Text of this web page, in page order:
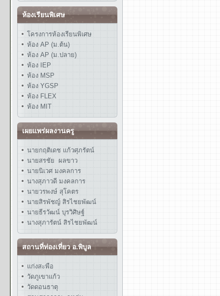
ห้องเรียนพิเศษ
โครงการห้องเรียนพิเศษ
ห้อง AP (ม.ต้น)
ห้อง AP (ม.ปลาย)
ห้อง IEP
ห้อง MSP
ห้อง YGSP
ห้อง FLEX
ห้อง MIT
เผยแพร่ผลงานครู
นายกฤติเดช แก้วศุภรัตน์
นายสรชัย ผลขาว
นายนิเวศ มงคลการ
นางสุภาวดี มงคลการ
นายวรพงษ์ สุโคตร
นายสิรพัชญ์ สิรไชยพัฒน์
นายธีรวัฒน์ บุรวิศิษฐ์
นางสุภารัตน์ สิรไชยพัฒน์
สถานที่ท่องเที่ยว อ.พิบูล
แก่งสะพือ
วัดภูเขาแก้ว
วัดดอนธาตุ